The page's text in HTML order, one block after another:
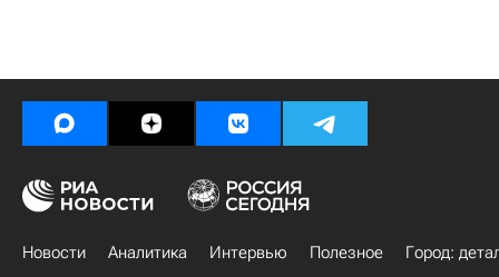
Новости Аналитика Интервью Полезное
Город: